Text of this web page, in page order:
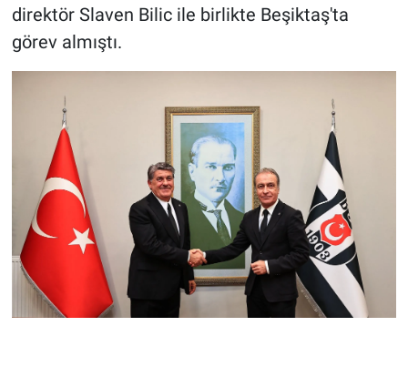
direktör Slaven Bilic ile birlikte Beşiktaş'ta
görev almıştı.